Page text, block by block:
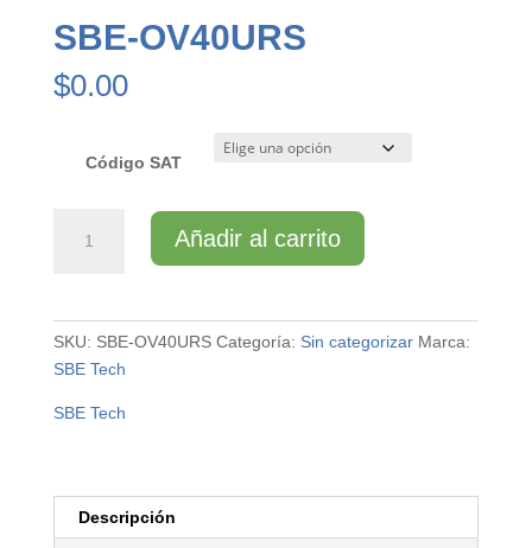
SBE-OV40URS
$0.00
Código SAT
OV40URS
Añadir al carrito
SKU: SBE-OV40URS Categoría: Sin categorizar Marca:
SBE Tech
SBE Tech
Descripción